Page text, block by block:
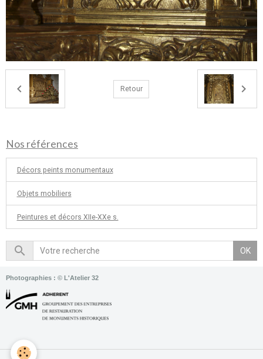
Retour
Nos références
Décors peints monumentaux
Objets mobiliers
Peintures et décors XIIe-XXe s.
OK
Photographies : © L'Atelier 32